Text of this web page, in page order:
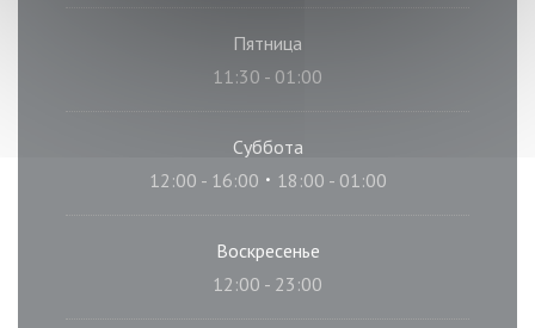
Пятница
11:30 - 01:00
Суббота
12:00 - 16:00 • 18:00 - 01:00
Воскресенье
12:00 - 23:00